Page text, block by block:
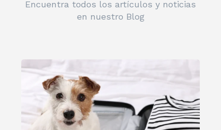
Encuentra todos los artículos y noticias
en nuestro Blog